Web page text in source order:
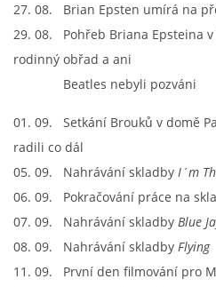
27. 08. Brian Epsten umírá na
29. 08. Pohřeb Briana Epsteina
rodinný obřad a ani
Beatles nebyli pozváni
01. 09. Setkání Brouků v domě
radili co dál
05. 09. Nahrávání skladby I´m
06. 09. Pokračování práce na
07. 09. Nahrávání skladby Blue
08. 09. Nahrávání skladby Flying
11. 09. První den filmování pro